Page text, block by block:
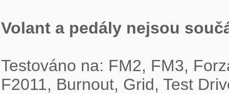
Volant a pedály nejsou
Testováno na: FM2, FM3,
F2011, Burnout, Grid, Test